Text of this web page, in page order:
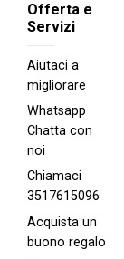
Offerta e
Servizi
Aiutaci a
migliorare
Whatsapp
Chatta con
noi
Chiamaci
3517615096
Acquista un
buono regalo